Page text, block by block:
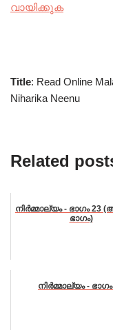
വായിക്കുക
Title: Read Online
Niharika Neenu
Related
നിർമ്മാല്യം - ഭാഗം
ഭാഗം)
നിർമ്മാല്യം -